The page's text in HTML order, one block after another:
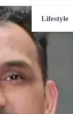
Lifestyle